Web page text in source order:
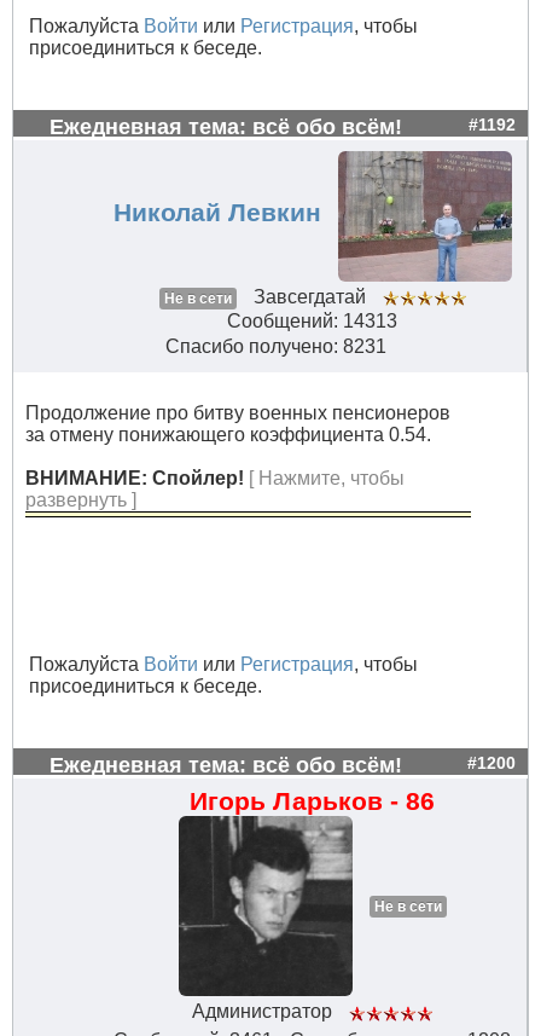
Пожалуйста Войти или Регистрация, чтобы
присоединиться к беседе.
Ежедневная тема: всё обо всём! #1192
Николай Левкин
Не в сети
Завсегдатай
Сообщений: 14313
Спасибо получено: 8231
Продолжение про битву военных пенсионеров
за отмену понижающего коэффициента 0.54.
ВНИМАНИЕ: Спойлер! [ Нажмите, чтобы
развернуть ]
Пожалуйста Войти или Регистрация, чтобы
присоединиться к беседе.
Ежедневная тема: всё обо всём! #1200
Игорь Ларьков - 86
Не в сети
Администратор